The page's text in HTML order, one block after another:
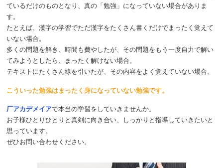
ているだけのものとなり、真の「勉強」になっていない場合がありま
す。
たとえば、漢字の学習でただ漢字をたくさん書くだけでまったく覚えて
いない場合。
多くの問題を解き、時間も費やしたが、その問題をもう一度自力で解い
てみようとしたら、まったく解けない場合。
テキストにたくさん線を引いたが、その内容をよく覚えていない場合。
こういった勉強はまったく身になっていない勉強です。
厂アカデメイアで本当の学習をしていきませんか。
お子様ひとりひとりと真剣に向き合い、しっかりと指導していきたいと
思っています。
ぜひお問い合わせください。